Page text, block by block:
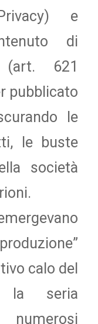
e
di
(art. 621
pubblicato
le
le buste
società
calo del
la seria